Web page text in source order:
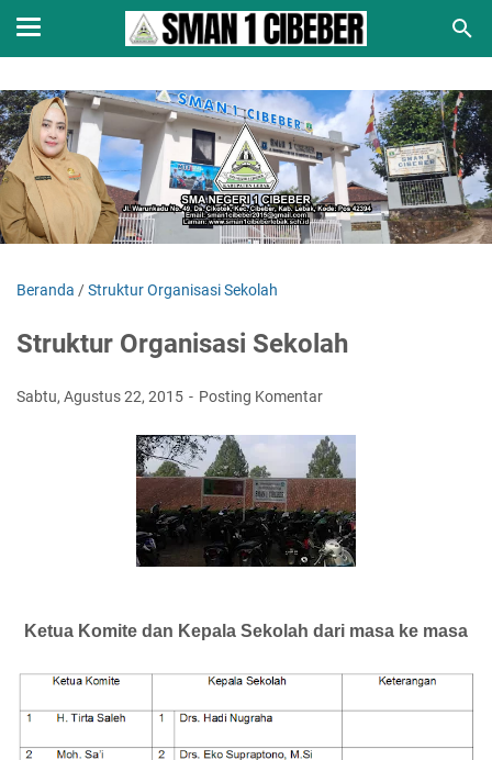
Beranda /Struktur Organisasi Sekolah
Struktur Organisasi Sekolah
Sabtu, Agustus 22, 2015 Posting Komentar
Ketua Komite dan Kepala Sekolah dari masa ke masa